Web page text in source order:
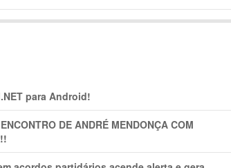
para Android!
DE ANDRÉ MENDONÇA COM